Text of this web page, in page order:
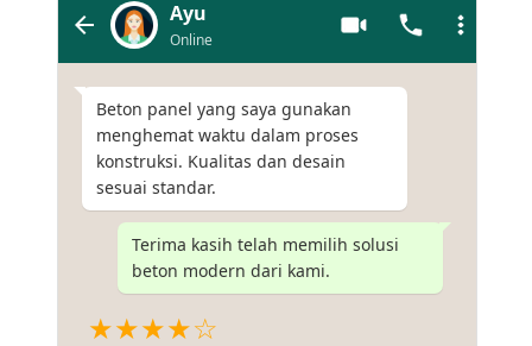
Ayu
Online
Beton panel yang saya gunakan
menghemat waktu dalam proses
konstruksi. Kualitas dan desain
sesuai standar.
Terima kasih telah memilih solusi
beton modern dari kami.
★★★★☆